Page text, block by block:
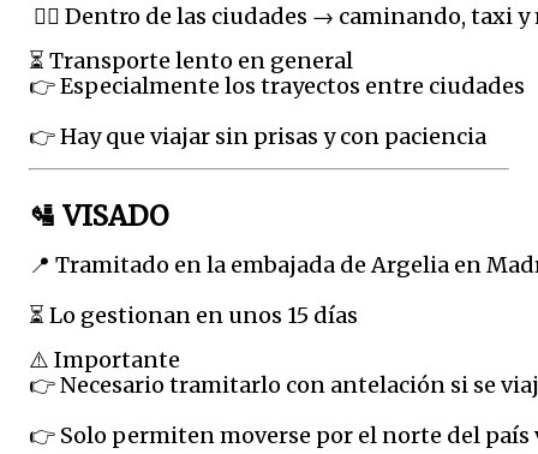
🚶‍♀️ Dentro de las ciudades → caminando, taxi
⏳ Transporte lento en general
👉 Especialmente los trayectos entre ciudades
👉 Hay que viajar sin prisas y con paciencia
🛂 VISADO
📍 Tramitado en la embajada de Argelia en
⏳ Lo gestionan en unos 15 días
⚠️ Importante
👉 Necesario tramitarlo con antelación si se
👉 Solo permiten moverse por el norte del